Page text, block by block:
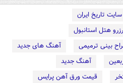
سایت تاریخ ایران
رزرو هتل استانبول
بینی ترمیمی
آهنگ های جدید
آهنگ جدید
قیمت ورق آهن پرایس